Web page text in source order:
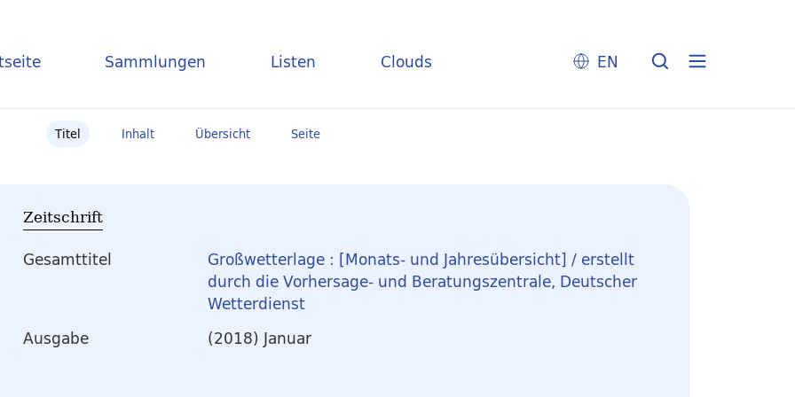
Sammlungen Listen Clouds EN
Titel Inhalt Übersicht Seite
Zeitschrift
Gesamttitel
Großwetterlage : [Monats- und Jahresübersicht] / erstellt
durch die Vorhersage- und Beratungszentrale, Deutscher
Wetterdienst
Ausgabe
(2018) Januar